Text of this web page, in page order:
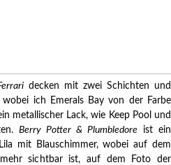
decken mit zwei Schichten und
wobei ich Emerals Bay von der Farbe
metallischer Lack, wie Keep Pool und
Berry Potter & Plumbledore ist ein
mit Blauschimmer, wobei auf dem
sichtbar ist, auf dem Foto der